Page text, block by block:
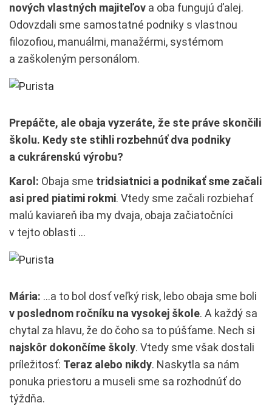
nových vlastných majiteľov a oba fungujú ďalej.
Odovzdali sme samostatné podniky s vlastnou
filozofiou, manuálmi, manažérmi, systémom
a zaškoleným personálom.
Prepáčte, ale obaja vyzeráte, že ste práve skončili
školu. Kedy ste stihli rozbehnúť dva podniky
a cukrárenskú výrobu?
Karol: Obaja sme tridsiatnici a podnikať sme začali
asi pred piatimi rokmi. Vtedy sme začali rozbiehať
malú kaviareň iba my dvaja, obaja začiatočníci
v tejto oblasti …
Mária: …a to bol dosť veľký risk, lebo obaja sme boli
v poslednom ročníku na vysokej škole. A každý sa
chytal za hlavu, že do čoho sa to púšťame. Nech si
najskôr dokončíme školy. Vtedy sme však dostali
príležitosť: Teraz alebo nikdy. Naskytla sa nám
ponuka priestoru a museli sme sa rozhodnúť do
týždňa.